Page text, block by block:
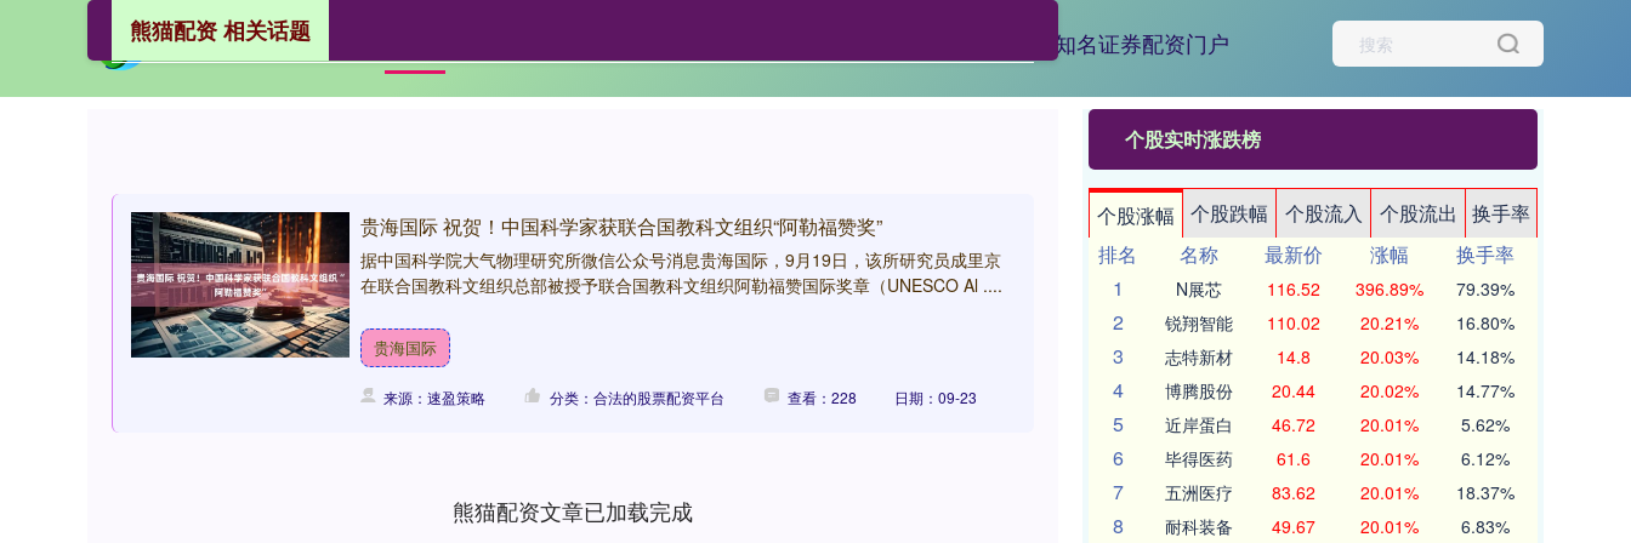
配资知名证券配资门户
熊猫配资 相关话题
贵海国际 祝贺！中国科学家获联合国教科文组织“阿勒福赞奖”
据中国科学院大气物理研究所微信公众号消息贵海国际，9月19日，该所研究员成里京
在联合国教科文组织总部被授予联合国教科文组织阿勒福赞国际奖章（UNESCO Al ....
贵海国际
来源：速盈策略 分类：合法的股票配资平台 查看：228 日期：09-23
熊猫配资文章已加载完成
个股实时涨跌榜
个股涨幅 个股跌幅 个股流入 个股流出
换手率
排名
名称 最新价 涨幅
换手率
1
N展芯 116.52 396.89% 79.39%
2 锐翔智能 110.02 20.21% 16.80%
3 志特新材 14.8 20.03% 14.18%
4 博腾股份 20.44 20.02% 14.77%
5 近岸蛋白 46.72 20.01% 5.62%
6 毕得医药 61.6 20.01% 6.12%
7 五洲医疗 83.62 20.01% 18.37%
8 耐科装备 49.67 20.01% 6.83%